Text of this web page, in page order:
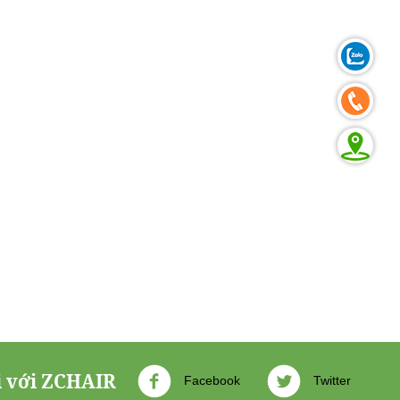
với ZCHAIR Facebook Twitter